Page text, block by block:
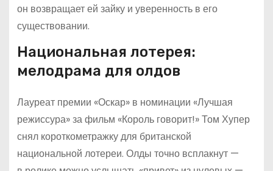
он возвращает ей зайку и уверенность в его
существовании.
Национальная лотерея:
мелодрама для олдов
Лауреат премии «Оскар» в номинации «Лучшая
режиссура» за фильм «Король говорит!» Том Хупер
снял короткометражку для британской
национальной лотереи. Олды точно всплакнут —